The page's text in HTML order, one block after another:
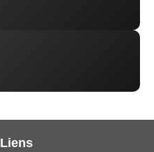
Liens